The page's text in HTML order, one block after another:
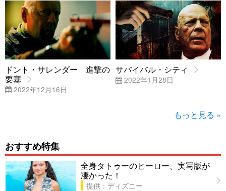
ドント・サレンダー 進撃の
要塞
2022年12月16日
サバイバル・シティ
2022年1月28日
もっと見る »
おすすめ特集
全身タトゥーのヒーロー、実写版が
凄かった！
提供：ディズニー